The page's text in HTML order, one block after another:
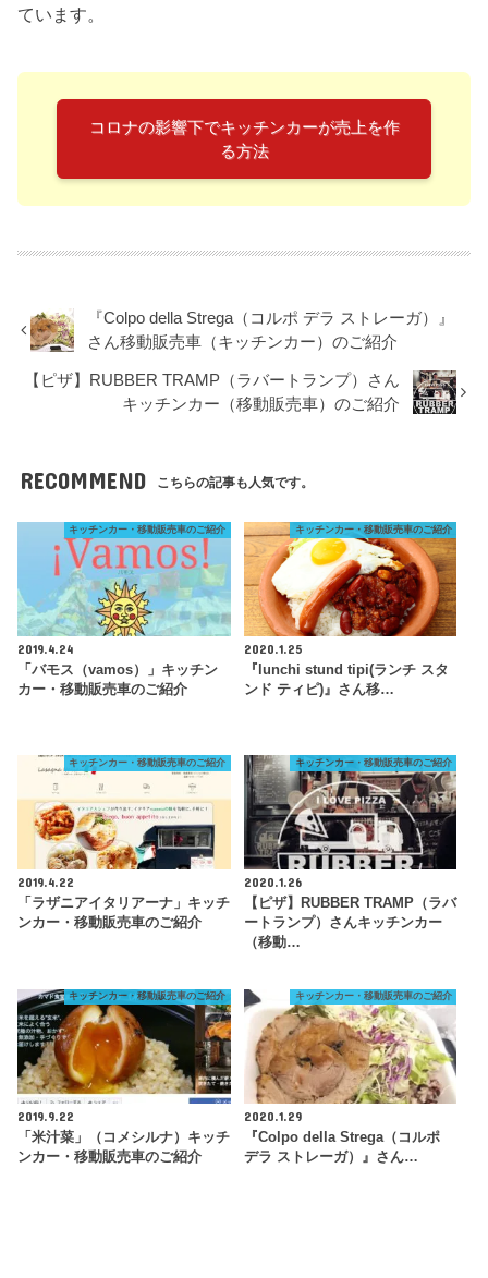
ています。
コロナの影響下でキッチンカーが売上を作
る方法
『Colpo della Strega（コルポ デラ ストレーガ）』
さん移動販売車（キッチンカー）のご紹介
【ピザ】RUBBER TRAMP（ラバートランプ）さん
キッチンカー（移動販売車）のご紹介
RECOMMEND こちらの記事も人気です。
キッチンカー・移動販売車のご紹介
2019.4.24
「バモス（vamos）」キッチン
カー・移動販売車のご紹介
キッチンカー・移動販売車のご紹介
2020.1.25
『lunchi stund tipi(ランチ スタ
ンド ティピ)』さん移…
キッチンカー・移動販売車のご紹介
2019.4.22
「ラザニアイタリアーナ」キッチ
ンカー・移動販売車のご紹介
キッチンカー・移動販売車のご紹介
2020.1.26
【ピザ】RUBBER TRAMP（ラバ
ートランプ）さんキッチンカー
（移動…
キッチンカー・移動販売車のご紹介
2019.9.22
「米汁菜」（コメシルナ）キッチ
ンカー・移動販売車のご紹介
キッチンカー・移動販売車のご紹介
2020.1.29
『Colpo della Strega（コルポ
デラ ストレーガ）』さん…